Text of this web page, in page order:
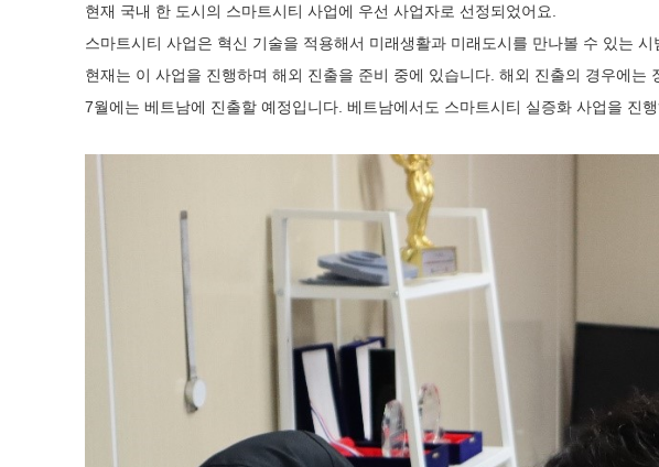
현재 국내 한 도시의 스마트시티 사업에 우선 사업자로 선정되었어요.
스마트시티 사업은 혁신 기술을 적용해서 미래생활과 미래도시를 만나볼 수 있는 시
현재는 이 사업을 진행하며 해외 진출을 준비 중에 있습니다. 해외 진출의 경우에는
7월에는 베트남에 진출할 예정입니다. 베트남에서도 스마트시티 실증화 사업을 진